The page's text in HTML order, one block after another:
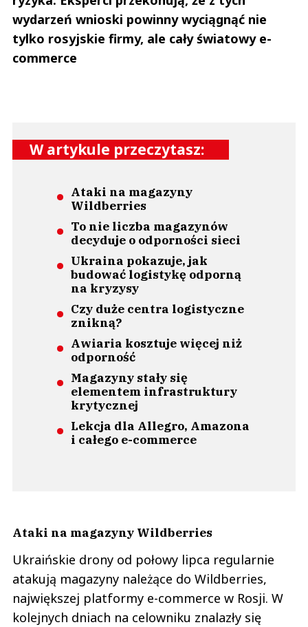
wydarzeń wnioski powinny wyciągnąć nie
tylko rosyjskie firmy, ale cały światowy e-
commerce
W artykule przeczytasz:
Ataki na magazyny
Wildberries
To nie liczba magazynów
decyduje o odporności sieci
Ukraina pokazuje, jak
budować logistykę odporną
na kryzysy
Czy duże centra logistyczne
znikną?
Awiaria kosztuje więcej niż
odporność
Magazyny stały się
elementem infrastruktury
krytycznej
Lekcja dla Allegro, Amazona
i całego e-commerce
Ataki na magazyny Wildberries
Ukraińskie drony od połowy lipca regularnie
atakują magazyny należące do Wildberries,
największej platformy e-commerce w Rosji. W
kolejnych dniach na celowniku znalazły się